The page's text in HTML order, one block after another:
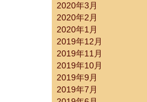
2020年3月
2020年2月
2020年1月
2019年12月
2019年11月
2019年10月
2019年9月
2019年7月